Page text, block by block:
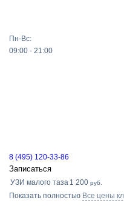
Пн-Вс:
09:00 - 21:00
8 (495) 120-33-86
Записаться
УЗИ малого таза 1 200 руб.
Показать полностью Все цены